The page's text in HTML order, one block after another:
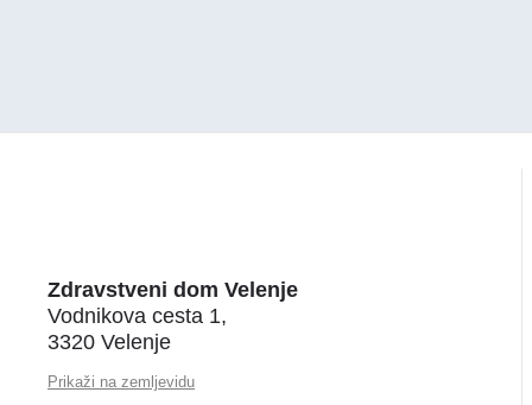
Zdravstveni dom Velenje
Vodnikova cesta 1,
3320 Velenje
Prikaži na zemljevidu